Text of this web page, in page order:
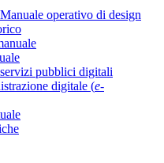
operativo di design
pubblici digitali
digitale (e-